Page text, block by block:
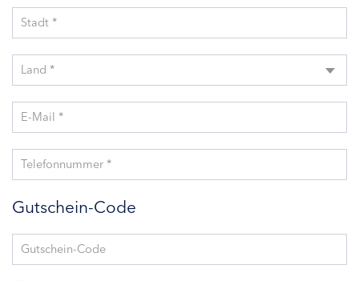
Stadt *
Land *
E-Mail *
Telefonnummer *
Gutschein-Code
Gutschein-Code